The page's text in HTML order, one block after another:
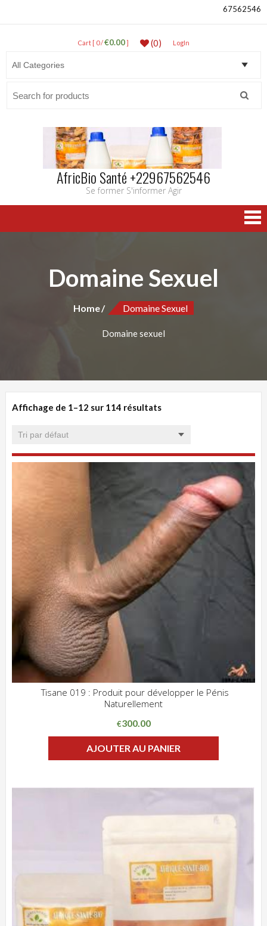
67562546
Cart [ 0 /€0.00] (0) LogIn
AfricBio Santé +22967562546
Se former S'informer Agir
Domaine Sexuel
Home Domaine Sexuel
Domaine sexuel
Affichage de 1–12 sur 114 résultats
Tisane 019 : Produit pour développer le Pénis
Naturellement
€300.00
AJOUTER AU PANIER